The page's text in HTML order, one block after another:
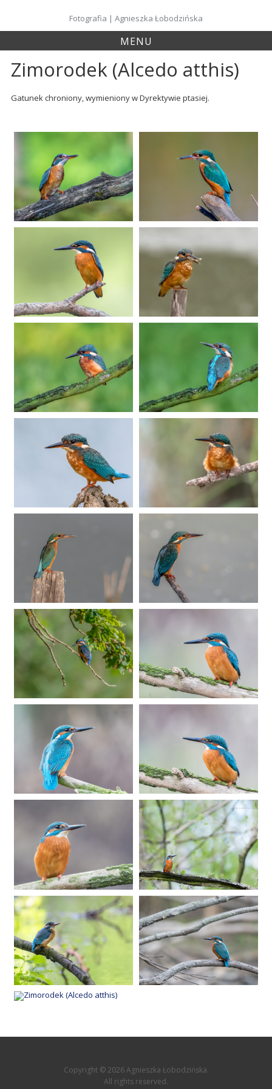
content
Fotografia | Agnieszka Łobodzińska
MENU
Zimorodek (Alcedo atthis)
Gatunek chroniony, wymieniony w Dyrektywie ptasiej.
Copyright © 2026 Agnieszka Łobodzińska.
All rights reserved.